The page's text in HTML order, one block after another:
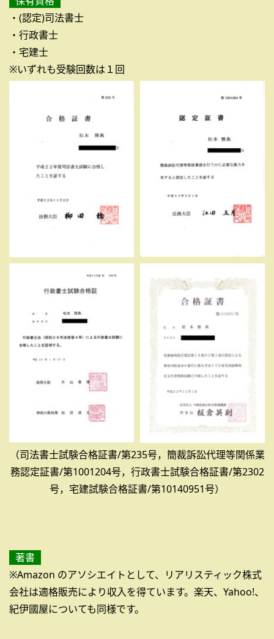
・(認定)司法書士
・行政書士
・宅建士
※いずれも受験回数は１回
（司法書士試験合格証書/第235号，簡裁訴訟代理等関係業
務認定証書/第1001204号，行政書士試験合格証書/第2302
号，宅建試験合格証書/第10140951号）
著書
※Amazon のアソシエイトとして、リアリスティック株式
会社は適格販売により収入を得ています。楽天、Yahoo!、
紀伊國屋についても同様です。